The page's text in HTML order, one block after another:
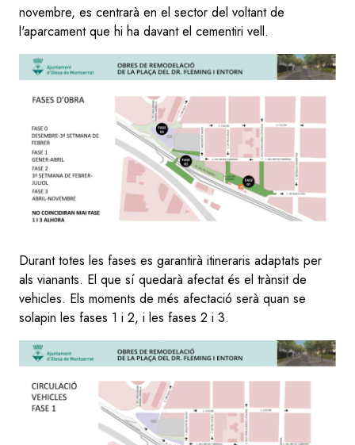
novembre, es centrarà en el sector del voltant de
l'aparcament que hi ha davant el cementiri vell.
Durant totes les fases es garantirà itineraris adaptats per
als vianants. El que sí quedarà afectat és el trànsit de
vehicles. Els moments de més afectació serà quan se
solapin les fases 1 i 2, i les fases 2 i 3.